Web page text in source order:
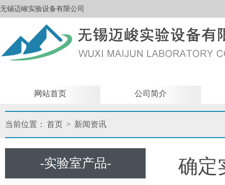
无锡迈峻实验设备有限公司
网站首页 公司简介
当前位置： 首页 > 新闻资讯
-实验室产品- 确定